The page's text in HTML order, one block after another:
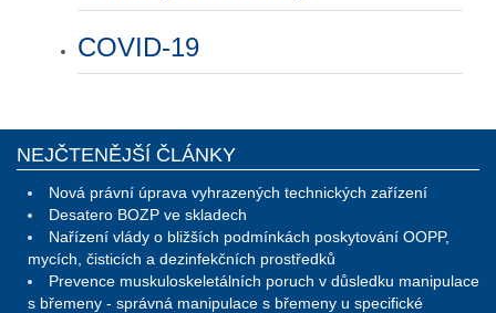
COVID-19
NEJČTENĚJŠÍ ČLÁNKY
Nová právní úprava vyhrazených technických zařízení
Desatero BOZP ve skladech
Nařízení vlády o bližších podmínkách poskytování OOPP,
mycích, čisticích a dezinfekčních prostředků
Prevence muskuloskeletálních poruch v důsledku manipulace
s břemeny - správná manipulace s břemeny u specifické